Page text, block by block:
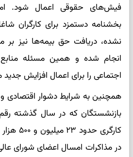
فیش‌های حقوقی اعمال شود.
بخشنامه دستمزد برای کارگران
نشده، دریافت حق بیمه‌ها نیز
انجام شده و همین مسئله
اجتماعی را برای اعمال افزایش
همچنین به شرایط دشوار اقتصادی
بازنشستگان که در سال گذشته
کارگری